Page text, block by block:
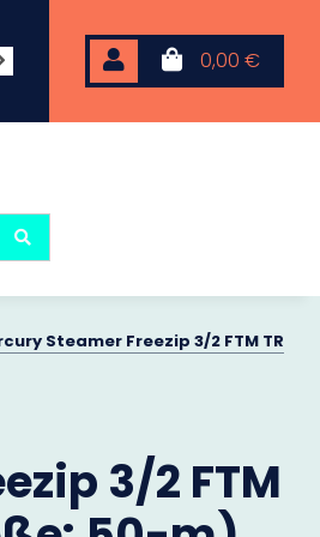
0,00 €
BEACHWEAR NEOPREN
Steamer Freezip 3/2 FTM TR
3/2 FTM